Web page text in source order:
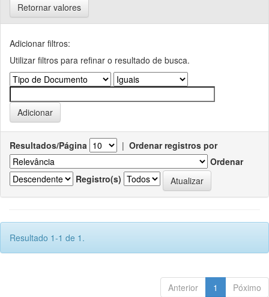
Retornar valores
Adicionar filtros:
Utilizar filtros para refinar o resultado de busca.
Resultados/Página | Ordenar registros por
Ordenar
Registro(s)
Resultado 1-1 de 1.
Anterior 1 Póximo